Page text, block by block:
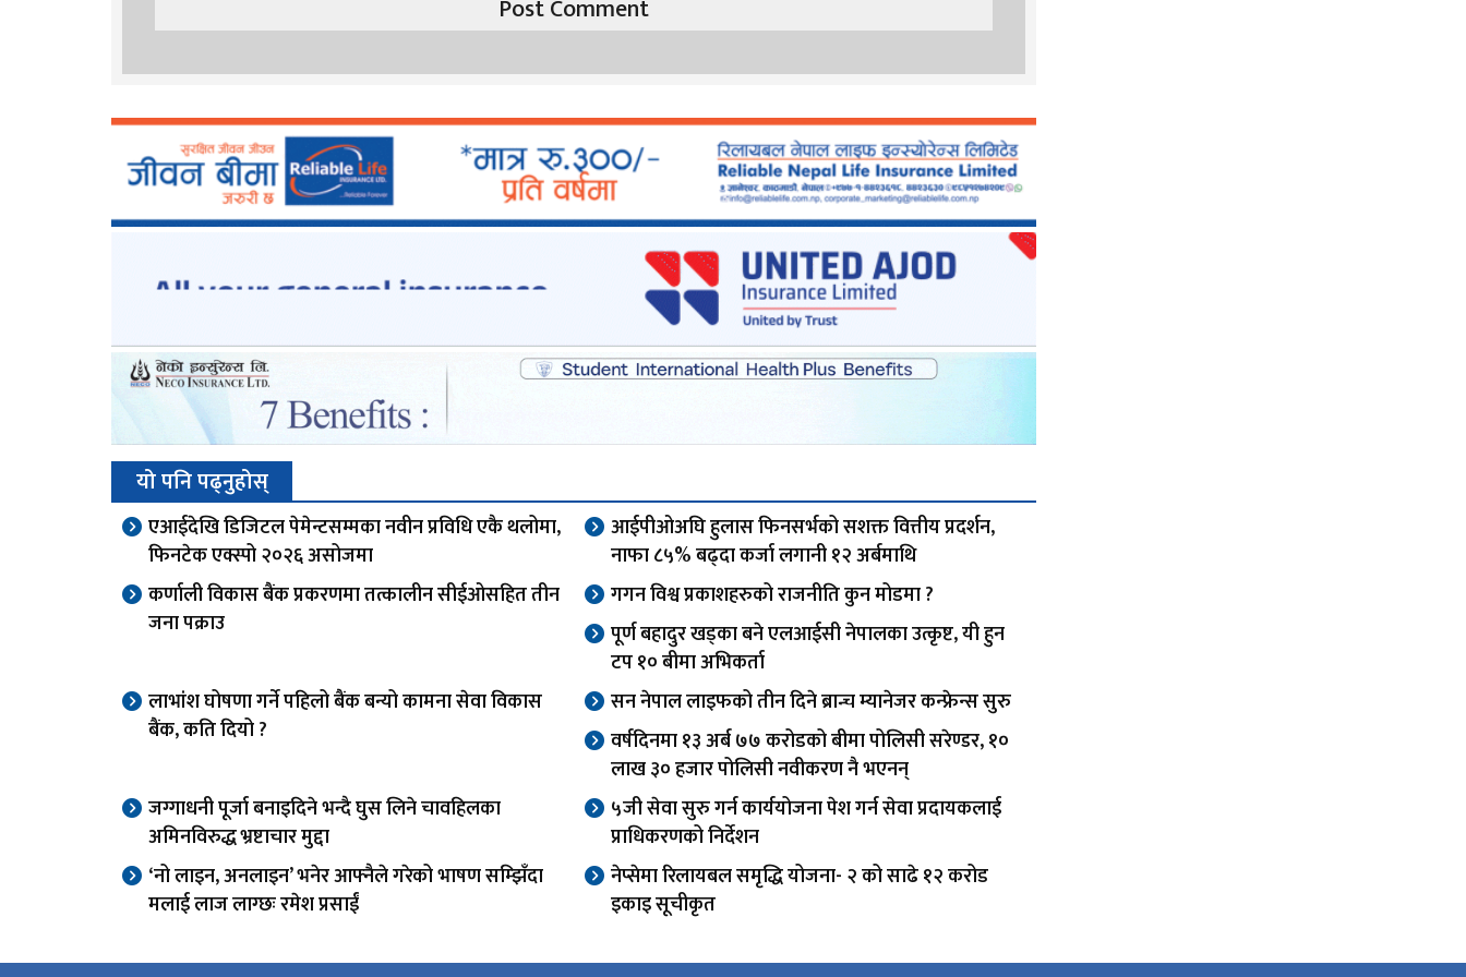
यो पनि पढ्नुहोस्
एआईदेखि डिजिटल पेमेन्टसम्मका नवीन प्रविधि एकै थलोमा,
फिनटेक एक्स्पो २०२६ असोजमा
आईपीओअघि हुलास फिनसर्भको सशक्त वित्तीय प्रदर्शन,
नाफा ८५% बढ्दा कर्जा लगानी १२ अर्बमाथि
कर्णाली विकास बैंक प्रकरणमा तत्कालीन सीईओसहित तीन
जना पक्राउ
गगन विश्व प्रकाशहरुको राजनीति कुन मोडमा ?
पूर्ण बहादुर खड्का बने एलआईसी नेपालका उत्कृष्ट, यी हुन
टप १० बीमा अभिकर्ता
लाभांश घोषणा गर्ने पहिलो बैंक बन्यो कामना सेवा विकास
बैंक, कति दियो ?
सन नेपाल लाइफको तीन दिने ब्रान्च म्यानेजर कन्फ्रेन्स सुरु
वर्षदिनमा १३ अर्ब ७७ करोडको बीमा पोलिसी सरेण्डर, १०
लाख ३० हजार पोलिसी नवीकरण नै भएनन्
जग्गाधनी पूर्जा बनाइदिने भन्दै घुस लिने चावहिलका
अमिनविरुद्ध भ्रष्टाचार मुद्दा
५जी सेवा सुरु गर्न कार्ययोजना पेश गर्न सेवा प्रदायकलाई
प्राधिकरणको निर्देशन
‘नो लाइन, अनलाइन’ भनेर आफ्नैले गरेको भाषण सम्झिँदा
मलाई लाज लाग्छः रमेश प्रसाईं
नेप्सेमा रिलायबल समृद्धि योजना- २ को साढे १२ करोड
इकाइ सूचीकृत